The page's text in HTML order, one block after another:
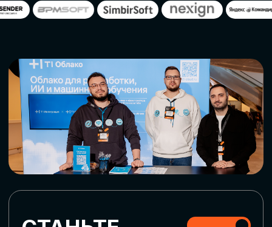
СТАТЬ ПАРТНЕРОМ
СКАЧАТЬ ПРОГРАММУ
СТАТЬ СПИКЕРОМ
Оставьте заявку, наши менеджеры
СТАТЬ УЧАСТНИКОМ